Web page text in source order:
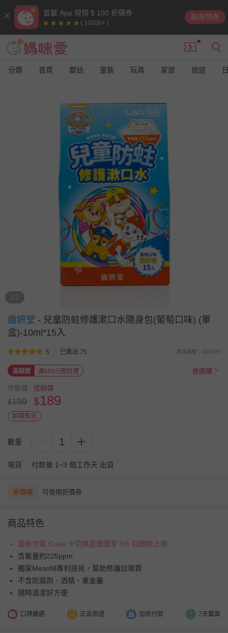
首載 App 現領 $ 100 折價券
( 10000+ )
點我領券
分類 首頁 嬰幼 童裝 玩具 家居 旅遊
1/2
齒妍堂 - 兒童防蛀修護漱口水隨身包(葡萄口味) (單
盒)-10ml*15入
5 已售出 75 商品編號：626578
滿額贈 滿599元贈好禮 進團購
市售價
$199
促銷價
$189
即將售完
數量 1
現貨 付款後 1~3 個工作天 出貨
折價券 可使用折價券
商品特色
國泰世華 Cube 卡切換童樂匯享 5% 回饋無上限
含氟量約225ppm
獨家Mesofill專利技術，幫助修護琺瑯質
不含防腐劑、酒精、重金屬
隨時清潔好方便
口碑嚴選 正品保證 加密付款 7天鑑賞